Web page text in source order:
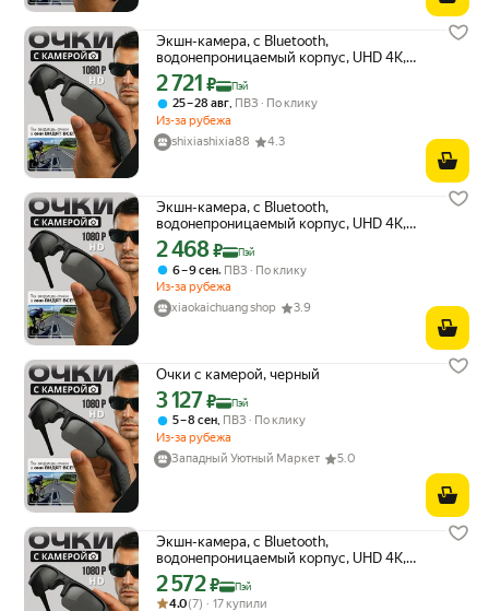
Экшн-камера, с Bluetooth,
водонепроницаемый корпус, UHD 4К,
защитная коробка
Цена с картой Яндекс Пэй 2721 ₽ вместо
2 721 ₽ Пэй
25 – 28 авг ПВЗ
По клику
Из-за рубежа
shixiashixia88
4.3
Экшн-камера, с Bluetooth,
водонепроницаемый корпус, UHD 4К,
защитная коробка
Цена с картой Яндекс Пэй 2468 ₽ вместо
2 468₽ Пэй
6 – 9 сен, ПВЗ
По клику
Из-за рубежа
xiaokaichuang shop
3.9
Очки с камерой, черный
Цена с картой Яндекс Пэй 3127 ₽ вместо
3 127₽ Пэй
5 – 8 сен, ПВЗ
По клику
Из-за рубежа
Западный Уютный Маркет
5.0
Экшн-камера, с Bluetooth,
водонепроницаемый корпус, UHD 4К,
защитная коробка
Цена с картой Яндекс Пэй 2572 ₽ вместо
2 572₽ Пэй
Рейтинг товара: 4.0 из 5
Оценок: (7) · 17 купили
4.0(7) · 17 купили